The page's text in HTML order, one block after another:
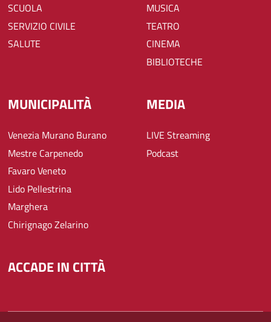
SCUOLA
SERVIZIO CIVILE
SALUTE
MUSICA
TEATRO
CINEMA
BIBLIOTECHE
MUNICIPALITÀ
Venezia Murano Burano
Mestre Carpenedo
Favaro Veneto
Lido Pellestrina
Marghera
Chirignago Zelarino
MEDIA
LIVE Streaming
Podcast
ACCADE IN CITTÀ